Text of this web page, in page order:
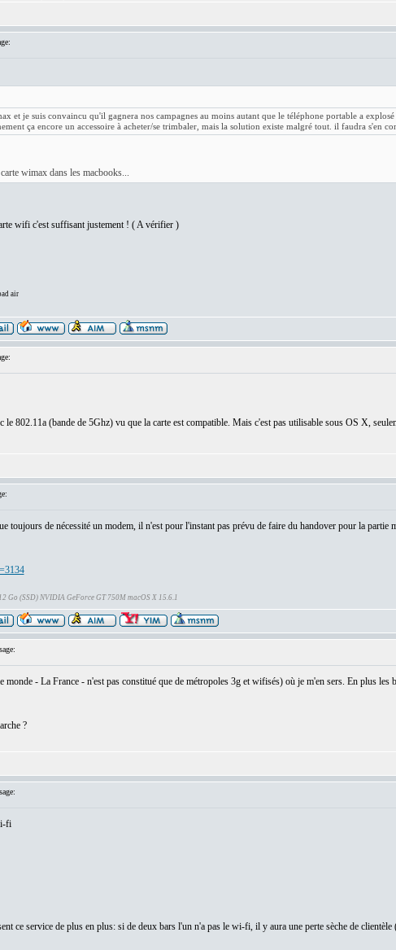
et je suis convaincu qu'il gagnera nos campagnes au moins autant que le téléphone portable a
ça encore un accessoire à acheter/se trimbaler, mais la solution existe malgré tout. il faudra s'en
wimax dans les macbooks...
wifi c'est suffisant justement ! ( A vérifier )
air
le 802.11a (bande de 5Ghz) vu que la carte est compatible. Mais c'est pas utilisable sous OS X,
toujours de nécessité un modem, il n'est pour l'instant pas prévu de faire du handover pour la partie
Go (SSD) NVIDIA GeForce GT 750M macOS X 15.6.1
- La France - n'est pas constitué que de métropoles 3g et wifisés) où je m'en sers. En plus
?
fi
ce service de plus en plus: si de deux bars l'un n'a pas le wi-fi, il y aura une perte sèche de